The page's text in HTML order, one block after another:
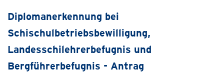
Diplomanerkennung bei
Schischulbetriebsbewilligung,
Landesschilehrerbefugnis und
Bergführerbefugnis - Antrag